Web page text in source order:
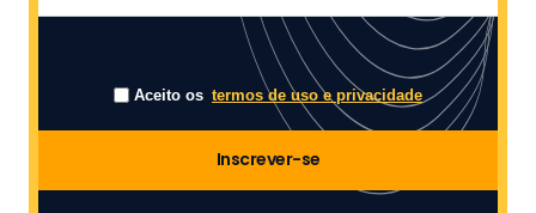
Aceito os termos de uso e privacidade
Inscrever-se